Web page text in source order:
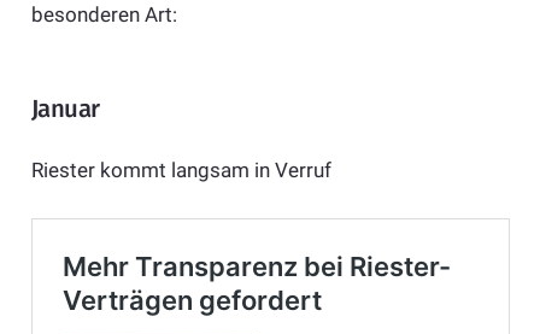
besonderen Art:
Januar
Riester kommt langsam in Verruf